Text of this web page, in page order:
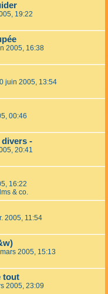
19:22
2005, 16:38
juin 2005, 13:54
00:46
divers -
20:41
16:22
& co.
2005, 11:54
2005, 15:13
tout
2005, 23:09